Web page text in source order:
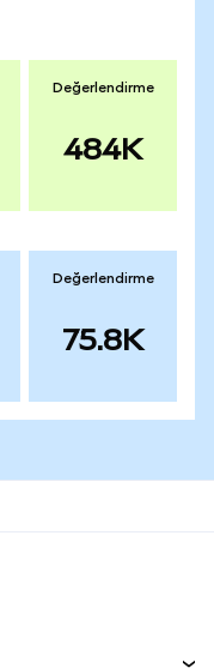
Değerlendirme
484K
Değerlendirme
75.8K